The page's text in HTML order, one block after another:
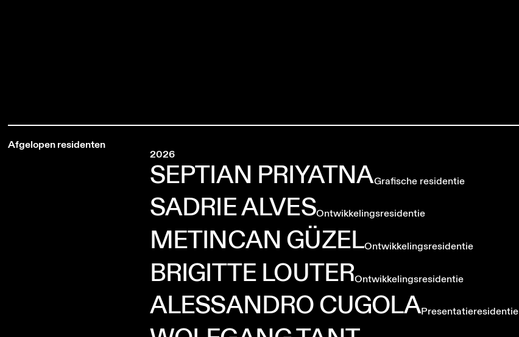
Afgelopen residenten
2026
SEPTIAN PRIYATNAGrafische residentie
SADRIEALVESOntwikkelingsresidentie
METINCAN GÜZELOntwikkelingsresidentie
BRIGITTE LOUTEROntwikkelingsresidentie
ALESSANDROCUGOLAPresentatieresidentie